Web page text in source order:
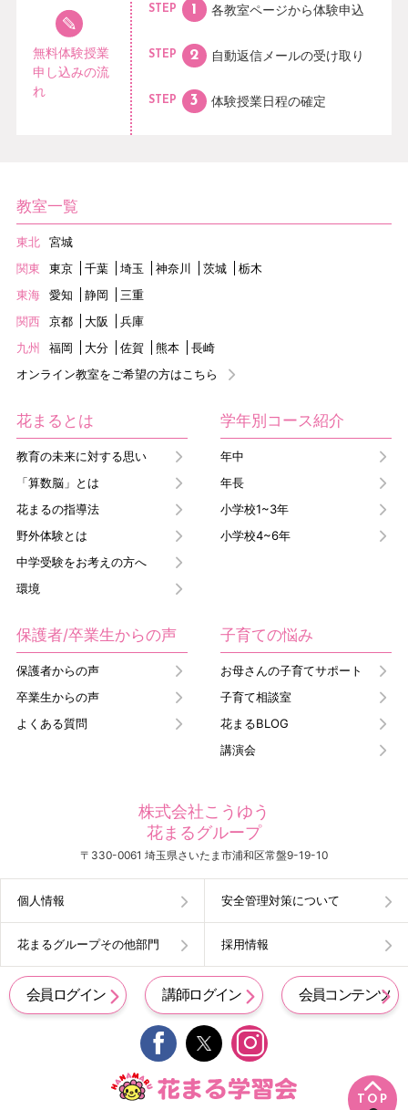
無料体験授業
申し込みの流
れ
STEP 各教室ページから体験申込
STEP 自動返信メールの受け取り
STEP 体験授業日程の確定
TOP
教室一覧
東北
宮城
関東
東京 千葉 埼玉 神奈川 茨城
栃木
東海
愛知 静岡
三重
関西
京都 大阪
兵庫
九州
福岡 大分 佐賀 熊本
長崎
オンライン教室をご希望の方はこちら
花まるとは
教育の未来に対する思い
「算数脳」とは
花まるの指導法
野外体験とは
中学受験をお考えの方へ
環境
学年別コース紹介
年中
年長
小学校1~3年
小学校4~6年
保護者/卒業生からの声
保護者からの声
卒業生からの声
よくある質問
子育ての悩み
お母さんの子育てサポート
子育て相談室
花まるBLOG
講演会
株式会社こうゆう
花まるグループ
〒330-0061 埼玉県さいたま市浦和区常盤9-19-10
個人情報 安全管理対策について
花まるグループその他部門 採用情報
会員ログイン 講師ログイン 会員コンテンツ
 